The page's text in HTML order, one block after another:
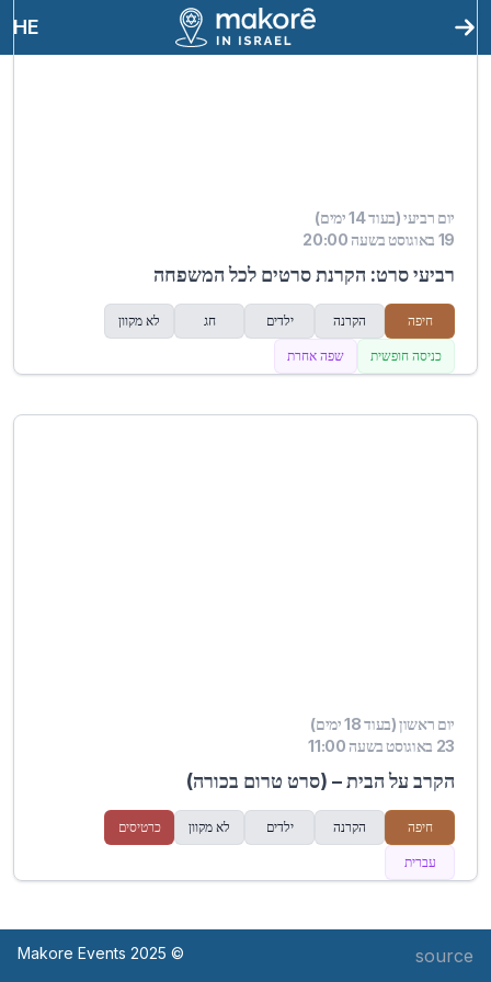
HE
יום רביעי (בעוד 14 ימים)
19 באוגוסט בשעה 20:00
רביעי סרט: הקרנת סרטים לכל המשפחה
חיפה הקרנה ילדים חג לא מקוון
כניסה חופשית שפה אחרת
יום ראשון (בעוד 18 ימים)
23 באוגוסט בשעה 11:00
הקרב על הבית – (סרט טרום בכורה)
חיפה הקרנה ילדים לא מקוון כרטיסים
עברית
source
© Makore Events 2025